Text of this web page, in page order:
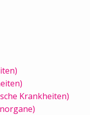
Krankheiten)